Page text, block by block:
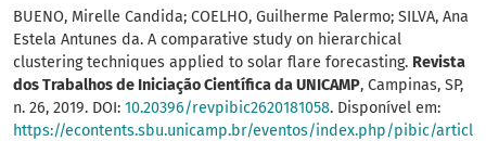
BUENO, Mirelle Candida; COELHO, Guilherme Palermo; SILVA, Ana
Estela Antunes da. A comparative study on hierarchical
clustering techniques applied to solar flare forecasting. Revista
dos Trabalhos de Iniciação Científica da UNICAMP, Campinas, SP,
n. 26, 2019. DOI: 10.20396/revpibic2620181058. Disponível em:
https://econtents.sbu.unicamp.br/eventos/index.php/pibic/articl